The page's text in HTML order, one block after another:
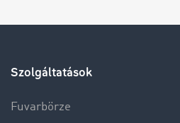
Szolgáltatások
Fuvarbörze